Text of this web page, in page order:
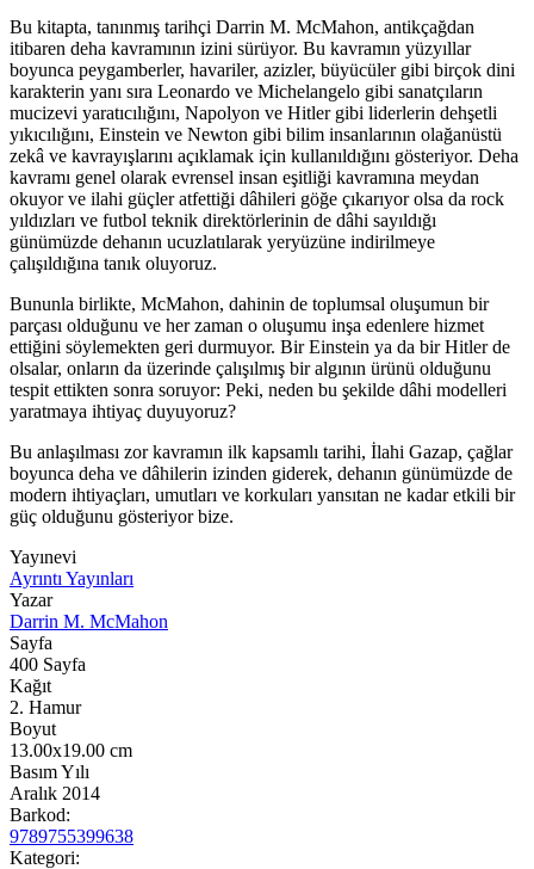
Bu kitapta, tanınmış tarihçi Darrin M. McMahon, antikçağdan
itibaren deha kavramının izini sürüyor. Bu kavramın yüzyıllar
boyunca peygamberler, havariler, azizler, büyücüler gibi birçok dini
karakterin yanı sıra Leonardo ve Michelangelo gibi sanatçıların
mucizevi yaratıcılığını, Napolyon ve Hitler gibi liderlerin dehşetli
yıkıcılığını, Einstein ve Newton gibi bilim insanlarının olağanüstü
zekâ ve kavrayışlarını açıklamak için kullanıldığını gösteriyor. Deha
kavramı genel olarak evrensel insan eşitliği kavramına meydan
okuyor ve ilahi güçler atfettiği dâhileri göğe çıkarıyor olsa da rock
yıldızları ve futbol teknik direktörlerinin de dâhi sayıldığı
günümüzde dehanın ucuzlatılarak yeryüzüne indirilmeye
çalışıldığına tanık oluyoruz.
Bununla birlikte, McMahon, dahinin de toplumsal oluşumun bir
parçası olduğunu ve her zaman o oluşumu inşa edenlere hizmet
ettiğini söylemekten geri durmuyor. Bir Einstein ya da bir Hitler de
olsalar, onların da üzerinde çalışılmış bir algının ürünü olduğunu
tespit ettikten sonra soruyor: Peki, neden bu şekilde dâhi modelleri
yaratmaya ihtiyaç duyuyoruz?
Bu anlaşılması zor kavramın ilk kapsamlı tarihi, İlahi Gazap, çağlar
boyunca deha ve dâhilerin izinden giderek, dehanın günümüzde de
modern ihtiyaçları, umutları ve korkuları yansıtan ne kadar etkili bir
güç olduğunu gösteriyor bize.
Yayınevi
Ayrıntı Yayınları
Yazar
Darrin M. McMahon
Sayfa
400 Sayfa
Kağıt
2. Hamur
Boyut
13.00x19.00 cm
Basım Yılı
Aralık 2014
Barkod:
9789755399638
Kategori: